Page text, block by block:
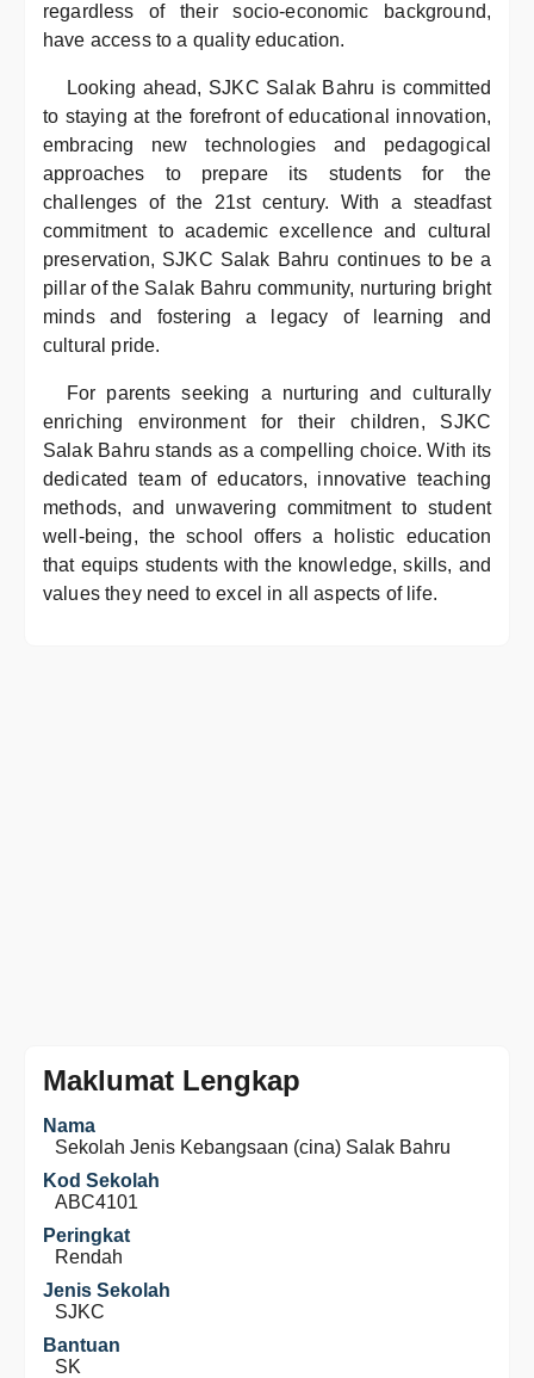
regardless of their socio-economic background,
have access to a quality education.
Looking ahead, SJKC Salak Bahru is committed
to staying at the forefront of educational innovation,
embracing new technologies and pedagogical
approaches to prepare its students for the
challenges of the 21st century. With a steadfast
commitment to academic excellence and cultural
preservation, SJKC Salak Bahru continues to be a
pillar of the Salak Bahru community, nurturing bright
minds and fostering a legacy of learning and
cultural pride.
For parents seeking a nurturing and culturally
enriching environment for their children, SJKC
Salak Bahru stands as a compelling choice. With its
dedicated team of educators, innovative teaching
methods, and unwavering commitment to student
well-being, the school offers a holistic education
that equips students with the knowledge, skills, and
values they need to excel in all aspects of life.
Maklumat Lengkap
Nama
Sekolah Jenis Kebangsaan (cina) Salak Bahru
Kod Sekolah
ABC4101
Peringkat
Rendah
Jenis Sekolah
SJKC
Bantuan
SK